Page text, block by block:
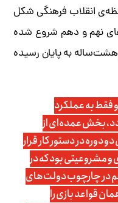
انقلاب فرهنگی شکل
نهم و دهم شروع شده
هشت‌ساله به پایان رسیده
فقط به عملکرد
بخش عمده‌ای از
در دستور کار قرار
و مشروعیتی بود که در
در چارچوب دولت‌های
قواعد بازی را